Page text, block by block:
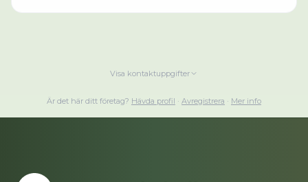
Visa kontaktuppgifter
Är det här ditt företag? Hävda profil · Avregistrera · Mer info